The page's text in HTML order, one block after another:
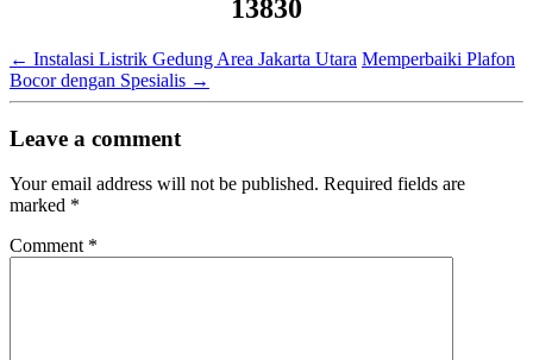
13830
← Instalasi Listrik Gedung Area Jakarta Utara Memperbaiki Plafon
Bocor dengan Spesialis →
Leave a comment
Your email address will not be published. Required fields are
marked *
Comment *